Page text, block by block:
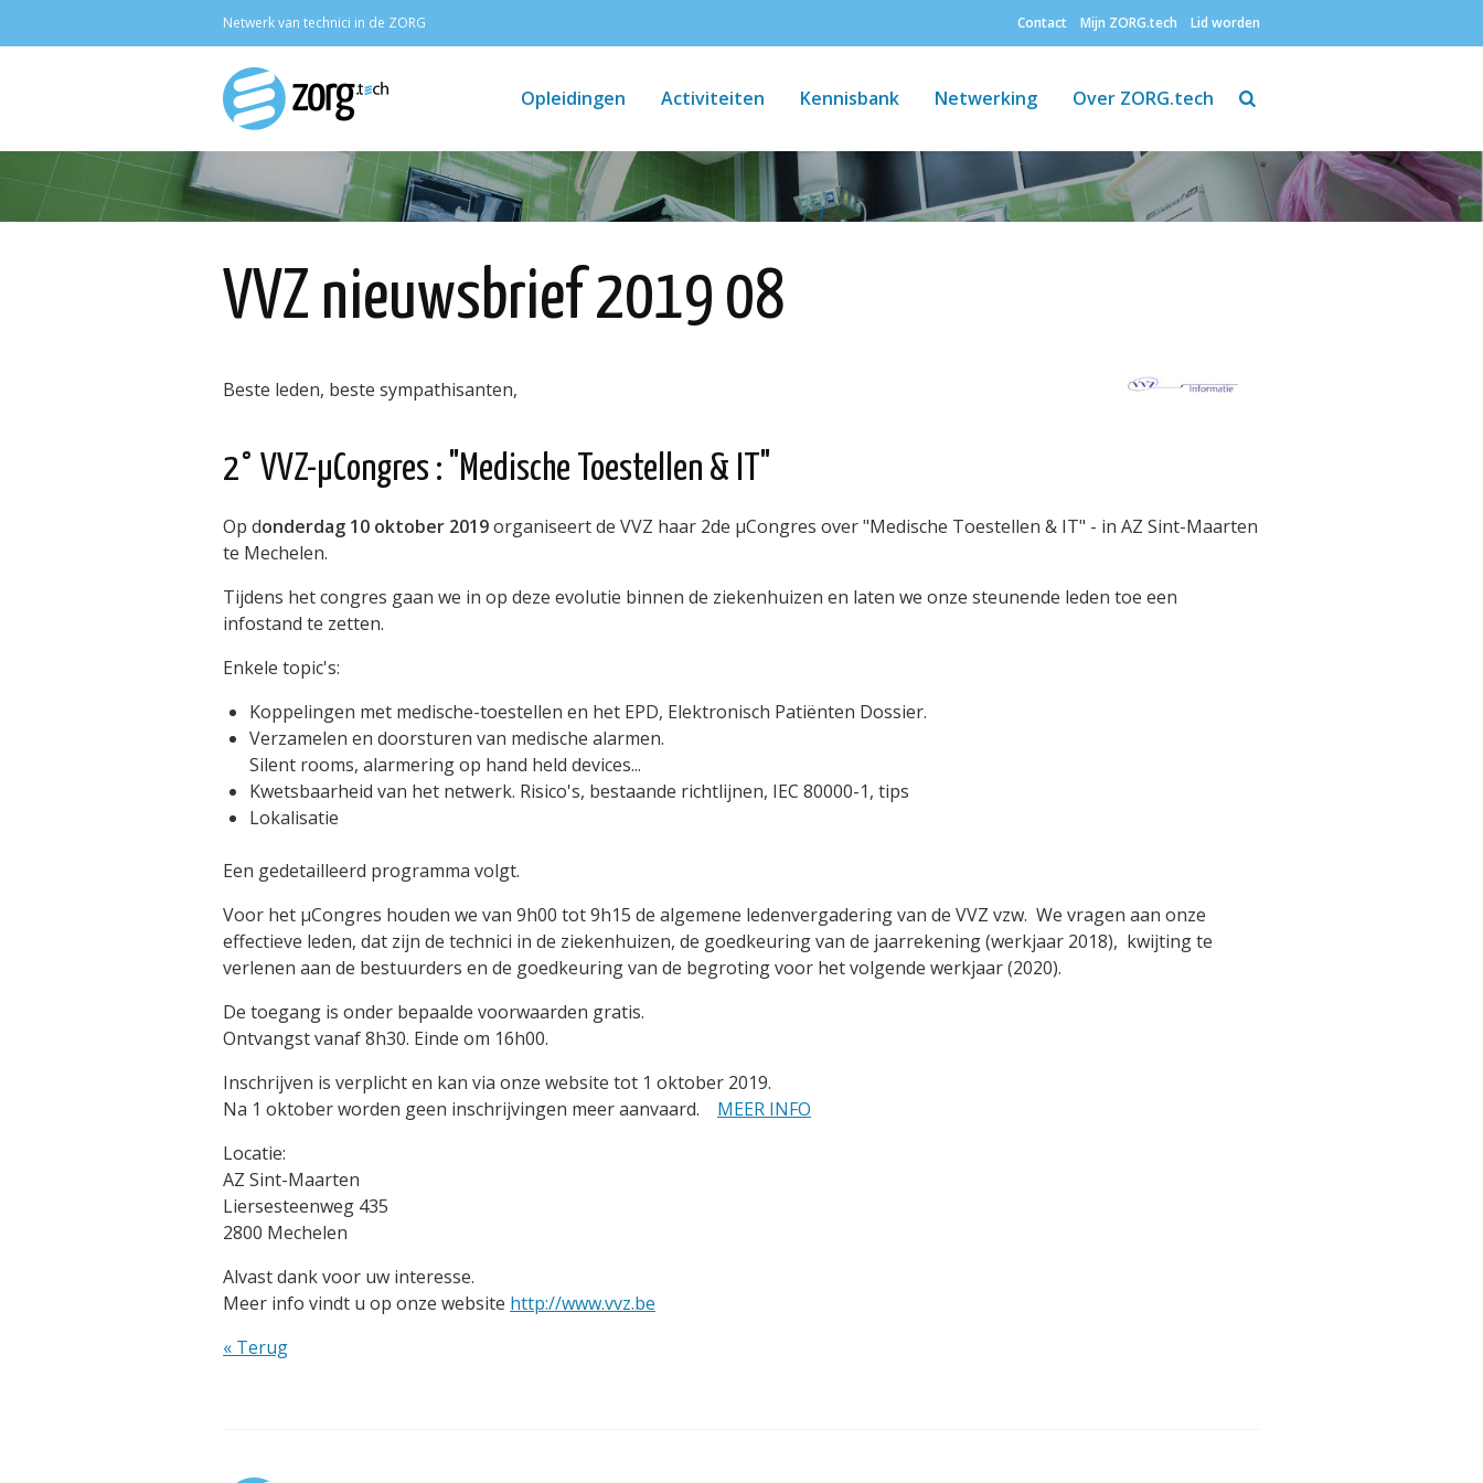
Netwerk van technici in de ZORG Contact Mijn ZORG.tech Lid worden
Opleidingen Activiteiten Kennisbank Netwerking Over ZORG.tech
Zoeken
VVZ nieuwsbrief 2019 08
Beste leden, beste sympathisanten,
2° VVZ-µCongres : "Medische Toestellen & IT"
Op donderdag 10 oktober 2019organiseert de VVZ haar 2de µCongres over "Medische Toestellen & IT" - in AZ Sint-Maarten
te Mechelen.
Tijdens het congres gaan we in op deze evolutie binnen de ziekenhuizen en laten we onze steunende leden toe een
infostand te zetten.
Enkele topic's:
Koppelingen met medische-toestellen en het EPD, Elektronisch Patiënten Dossier.
Verzamelen en doorsturen van medische alarmen.
Silent rooms, alarmering op hand held devices...
Kwetsbaarheid van het netwerk. Risico's, bestaande richtlijnen, IEC 80000-1, tips
Lokalisatie
Een gedetailleerd programma volgt.
Voor het µCongres houden we van 9h00 tot 9h15 de algemene ledenvergadering van de VVZ vzw. We vragen aan onze
effectieve leden, dat zijn de technici in de ziekenhuizen, de goedkeuring van de jaarrekening (werkjaar 2018), kwijting te
verlenen aan de bestuurders en de goedkeuring van de begroting voor het volgende werkjaar (2020).
De toegang is onder bepaalde voorwaarden gratis.
Ontvangst vanaf 8h30. Einde om 16h00.
Inschrijven is verplicht en kan via onze website tot 1 oktober 2019.
Na 1 oktober worden geen inschrijvingen meer aanvaard. MEER INFO
Locatie:
AZ Sint-Maarten
Liersesteenweg 435
2800 Mechelen
Alvast dank voor uw interesse.
Meer info vindt u op onze website http://www.vvz.be
« Terug